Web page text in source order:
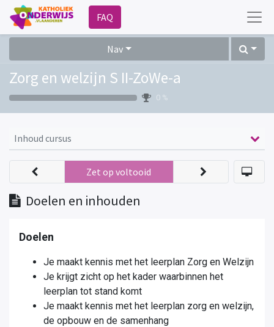
FAQ
Nav
Zorg en welzijn S II-ZoWe-a
0 %
Inhoud cursus
Doelen en inhouden
Zet op voltooid
Doelen
Je maakt kennis met het leerplan Zorg en Welzijn
Je krijgt zicht op het kader waarbinnen het
leerplan tot stand komt
Je maakt kennis met het leerplan zorg en welzijn,
de opbouw en de samenhang